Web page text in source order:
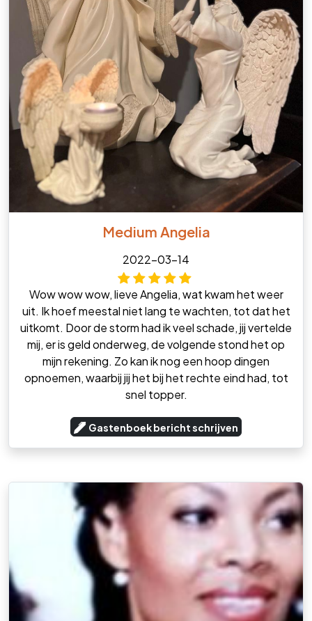
Medium Angelia
2022-03-14
Wow wow wow, lieve Angelia, wat kwam het weer
uit. Ik hoef meestal niet lang te wachten, tot dat het
uitkomt. Door de storm had ik veel schade, jij vertelde
mij, er is geld onderweg, de volgende stond het op
mijn rekening. Zo kan ik nog een hoop dingen
opnoemen, waarbij jij het bij het rechte eind had, tot
snel topper.
Gastenboek bericht schrijven